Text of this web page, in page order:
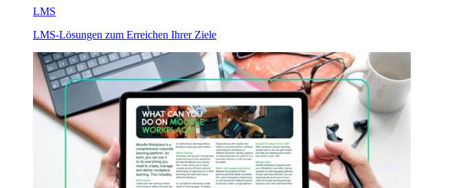
LMS
LMS-Lösungen zum Erreichen Ihrer Ziele